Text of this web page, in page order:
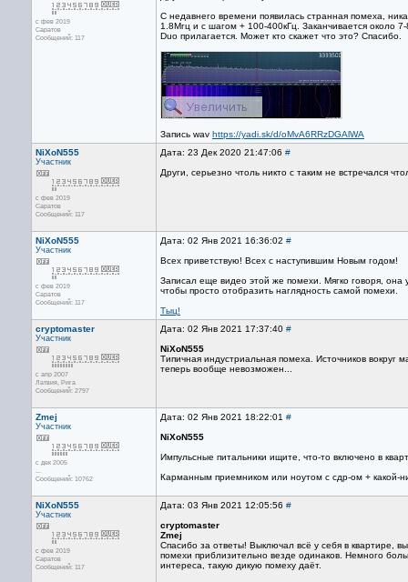
с фев 2019
Саратов
Сообщений: 117
С недавнего времени появилась странная помеха,
1.8Мгц и с шагом + 100-400кГц. Заканчивается около
Duo прилагается. Может кто скажет что это? Спасибо.
Запись wav https://yadi.sk/d/oMvA6RRzDGAlWA
NiXoN555
Участник
с фев 2019
Саратов
Сообщений: 117
Дата: 23 Дек 2020 21:47:06 #
Други, серьезно чтоль никто с таким не встречался
NiXoN555
Участник
с фев 2019
Саратов
Сообщений: 117
Дата: 02 Янв 2021 16:36:02 #
Всех приветствую! Всех с наступившим Новым годом!
Записал еще видео этой же помехи. Мягко говоря,
чтобы просто отобразить наглядность самой помехи.
Тыц!
cryptomaster
Участник
с апр 2007
Латвия, Рига
Сообщений: 2797
Дата: 02 Янв 2021 17:37:40 #
NiXoN555
Типичная индустриальная помеха. Источников
теперь вообще невозможен...
Zmej
Участник
с дек 2005
...
Сообщений: 10762
Дата: 02 Янв 2021 18:22:01 #
NiXoN555
Импульсные питальники ищите, что-то включено в
Карманным приемником или ноутом с сдр-ом + какой-
NiXoN555
Участник
с фев 2019
Саратов
Сообщений: 117
Дата: 03 Янв 2021 12:05:56 #
cryptomaster
Zmej
Спасибо за ответы! Выключал всё у себя в квартире,
помехи приблизительно везде одинаков. Немного
интереса, такую дикую помеху даёт.